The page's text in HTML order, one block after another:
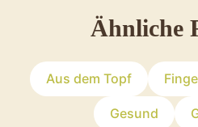
Ähnliche
Aus dem Topf
Gesund